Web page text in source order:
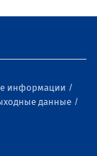
информации
данные